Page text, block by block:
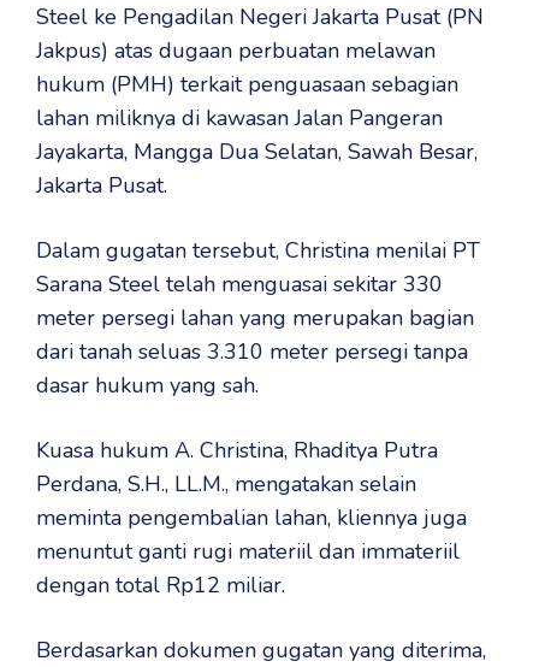
Steel ke Pengadilan Negeri Jakarta Pusat (PN
Jakpus) atas dugaan perbuatan melawan
hukum (PMH) terkait penguasaan sebagian
lahan miliknya di kawasan Jalan Pangeran
Jayakarta, Mangga Dua Selatan, Sawah Besar,
Jakarta Pusat.
‎Dalam gugatan tersebut, Christina menilai PT
Sarana Steel telah menguasai sekitar 330
meter persegi lahan yang merupakan bagian
dari tanah seluas 3.310 meter persegi tanpa
dasar hukum yang sah.
‎Kuasa hukum A. Christina, Rhaditya Putra
Perdana, S.H., LL.M., mengatakan selain
meminta pengembalian lahan, kliennya juga
menuntut ganti rugi materiil dan immateriil
dengan total Rp12 miliar.
‎Berdasarkan dokumen gugatan yang diterima,